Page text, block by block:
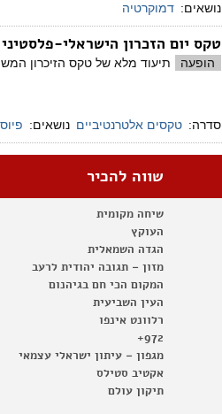
נושאים: דמוקרטיה
טקס יום הזכרון הישראלי-פלסטיני 2014 במלואו
הופעה תיעוד מלא של טקס הזיכרון
סדרה: טקסים אלטרנטיביים נושאים:
שווה להכיר
שיחה מקומית
העוקץ
הגדה השמאלית
מזון – תגובה יהודית לרעב
המקום הכי חם בגיהנום
העין השביעית
רלוונט אינפו
972+
מגפון – עיתון ישראלי עצמאי
אקטיב סטילס
תיקון עולם